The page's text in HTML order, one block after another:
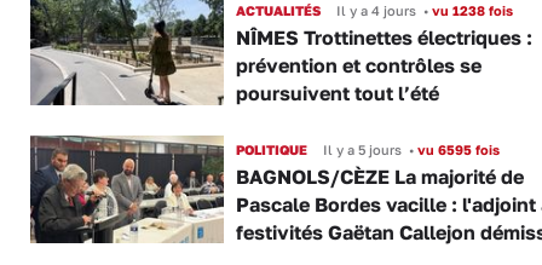
ACTUALITÉS Il y a 4 jours •vu 1238 fois
NÎMES Trottinettes électriques :
prévention et contrôles se
poursuivent tout l’été
POLITIQUE Il y a 5 jours •vu 6595 fois
BAGNOLS/CÈZE La majorité de
Pascale Bordes vacille : l'adjoint
festivités Gaëtan Callejon